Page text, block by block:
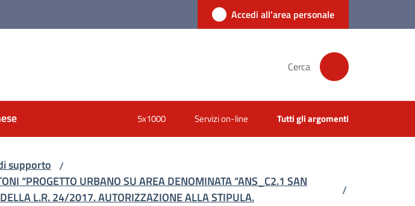
Accedi all'area personale
Cerca
5x1000 Servizi on-line Tutti gli argomenti
supporto /
“PROGETTO URBANO SU AREA DENOMINATA “ANS_C2.1 SAN
L.R. 24/2017. AUTORIZZAZIONE ALLA STIPULA.
/